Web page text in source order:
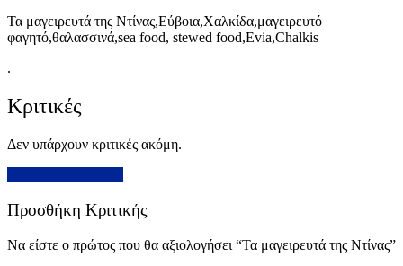
Τα μαγειρευτά της Ντίνας,Εύβοια,Χαλκίδα,μαγειρευτό
φαγητό,θαλασσινά,sea food, stewed food,Evia,Chalkis
.
Κριτικές
Δεν υπάρχουν κριτικές ακόμη.
Προσθήκη Κριτικής
Να είστε ο πρώτος που θα αξιολογήσει “Τα μαγειρευτά της Ντίνας”